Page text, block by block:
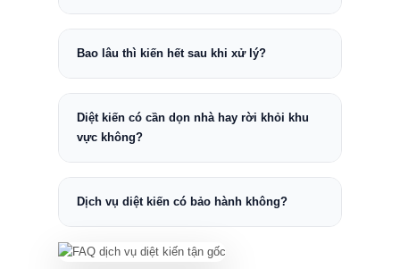
Bao lâu thì kiến hết sau khi xử lý?
Diệt kiến có cần dọn nhà hay rời khỏi khu
vực không?
Dịch vụ diệt kiến có bảo hành không?